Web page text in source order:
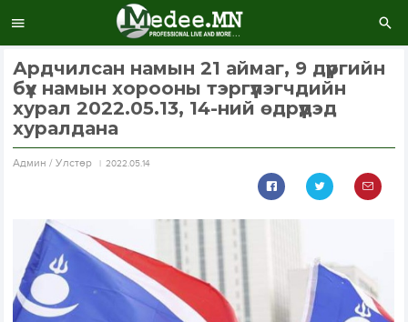
Ардчилсан намын 21 аймаг, 9 дүүргийн
бүх намын хорооны тэргүүлэгчдийн
хурал 2022.05.13, 14-ний өдрүүдэд
хуралдана
Aдмин / Улстөр 2022.05.14